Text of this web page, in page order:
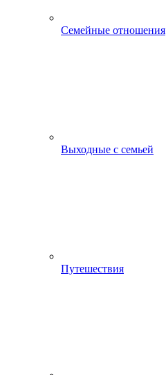
Семейные отношения
Выходные с семьей
Путешествия